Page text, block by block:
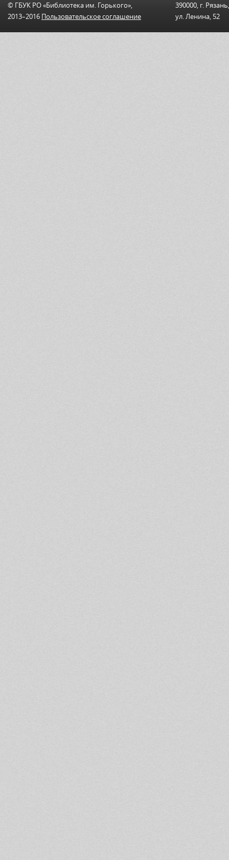
© ГБУК РО «Библиотека им. Горького»,
2013–2016 Пользовательскоe соглашениe
390000, г. Рязань,
ул. Ленина, 52